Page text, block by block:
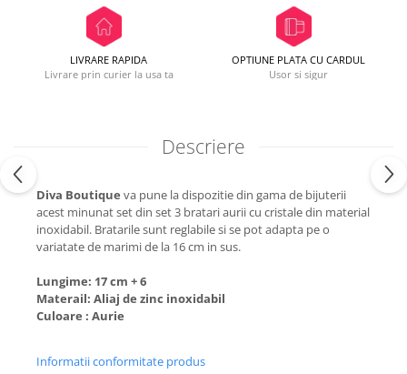
LIVRARE RAPIDA
Livrare prin curier la usa ta
OPTIUNE PLATA CU CARDUL
Usor si sigur
Descriere
Diva Boutique va pune la dispozitie din gama de bijuterii
acest minunat set din set 3 bratari aurii cu cristale din material
inoxidabil. Bratarile sunt reglabile si se pot adapta pe o
variatate de marimi de la 16 cm in sus.
Lungime: 17 cm + 6
Materail: Aliaj de zinc inoxidabil
Culoare : Aurie
Informatii conformitate produs